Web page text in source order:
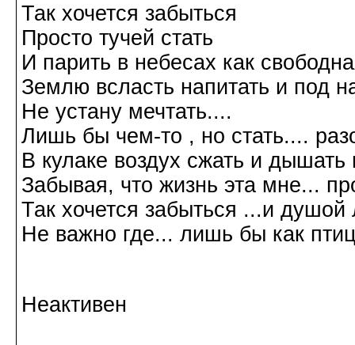
Так хочется забыться
Просто тучей стать
И парить в небесах как
Землю всласть напитать и под
Не устану мечтать....
Лишь бы чем-то , но стать....
В кулаке воздух сжать и
Забывая, что жизнь эта мне...
Так хочется забыться ...и душой
Не важно где... лишь бы как
Неактивен